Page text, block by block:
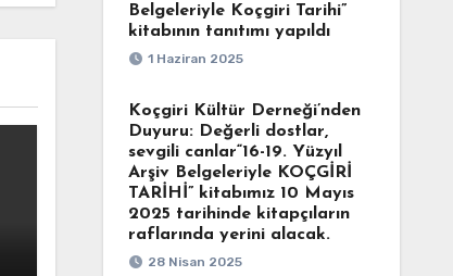
Belgeleriyle Koçgiri Tarihi”
kitabının tanıtımı yapıldı
1 Haziran 2025
Koçgiri Kültür Derneği’nden
Duyuru: Değerli dostlar,
sevgili canlar“16-19. Yüzyıl
Arşiv Belgeleriyle KOÇGİRİ
TARİHİ” kitabımız 10 Mayıs
2025 tarihinde kitapçıların
raflarında yerini alacak.
28 Nisan 2025